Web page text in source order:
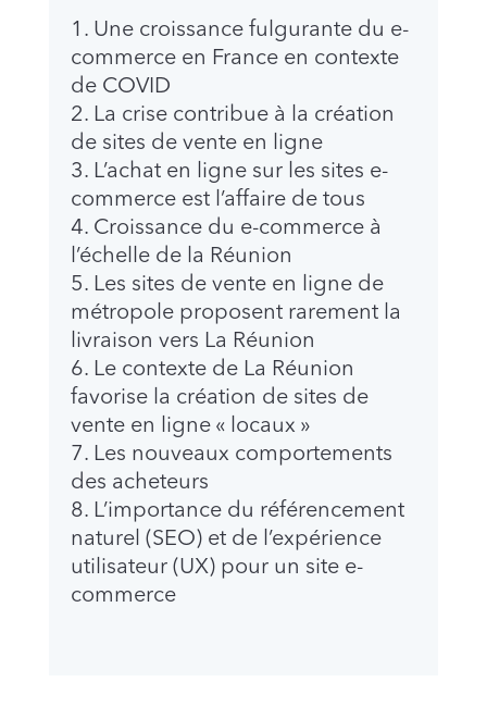
Une croissance fulgurante du e-
commerce en France en contexte
de COVID
La crise contribue à la création
de sites de vente en ligne
L’achat en ligne sur les sites e-
commerce est l’affaire de tous
Croissance du e-commerce à
l’échelle de la Réunion
Les sites de vente en ligne de
métropole proposent rarement la
livraison vers La Réunion
Le contexte de La Réunion
favorise la création de sites de
vente en ligne « locaux »
Les nouveaux comportements
des acheteurs
L’importance du référencement
naturel (SEO) et de l’expérience
utilisateur (UX) pour un site e-
commerce